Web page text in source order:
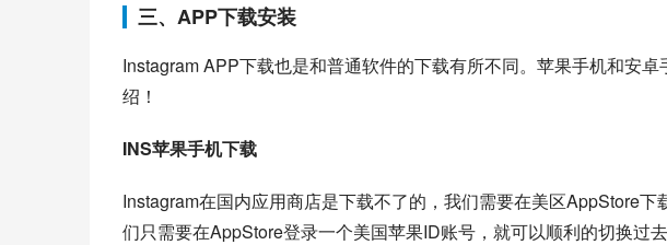
三、APP下载安装
Instagram APP下载也是和普通软件的下载有所不同。苹果手机和安
绍！
INS苹果手机下载
Instagram在国内应用商店是下载不了的，我们需要在美区AppStore
们只需要在AppStore登录一个美国苹果ID账号，就可以顺利的切换过去